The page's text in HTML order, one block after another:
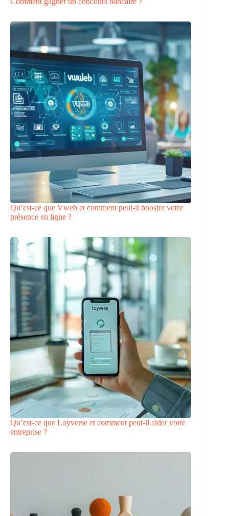
Qu’est-ce que Vweb et comment peut-il booster votre
présence en ligne ?
Qu’est-ce que Loyverse et comment peut-il aider votre
entreprise ?